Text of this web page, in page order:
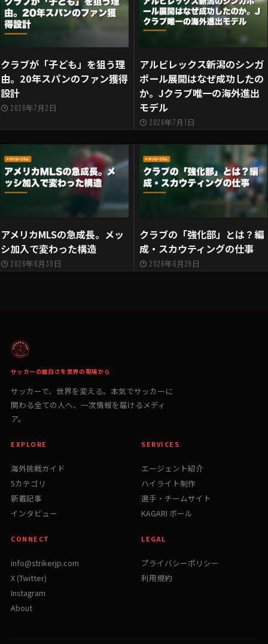
クラブが「子ども」を狙う理
由。20年スパンのファン獲得
設計
2026年7月2日
アルビレックス新潟のシンガ
ポール展開はなぜ成功したの
か。Jクラブ唯一の海外進出
モデル
2026年7月1日
アメリカMLSの急成長。メッ
シ加入で変わった構造
2026年6月30日
クラブの「強化部」とは？編
成・スカウティングの仕事
2026年6月29日
サッカーの面白さを世界の現場から
サッカーで、世界を変える。本気でサッカーに
関わる全ての人へ、一次情報を届けるメディ
ア。
EXPLORE
海外挑戦ガイド
5カテゴリ
新着記事
インタビュー
SERVICES
エージェント紹介
ハイライト制作
選手・チームサイト
KAGARI ボール
CONNECT
info@strikerjp.com
X (Twitter)
Instagram
About
LEGAL
プライバシーポリシー
利用規約